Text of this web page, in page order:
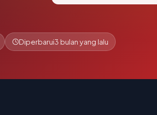
Diperbarui3 bulan yang lalu